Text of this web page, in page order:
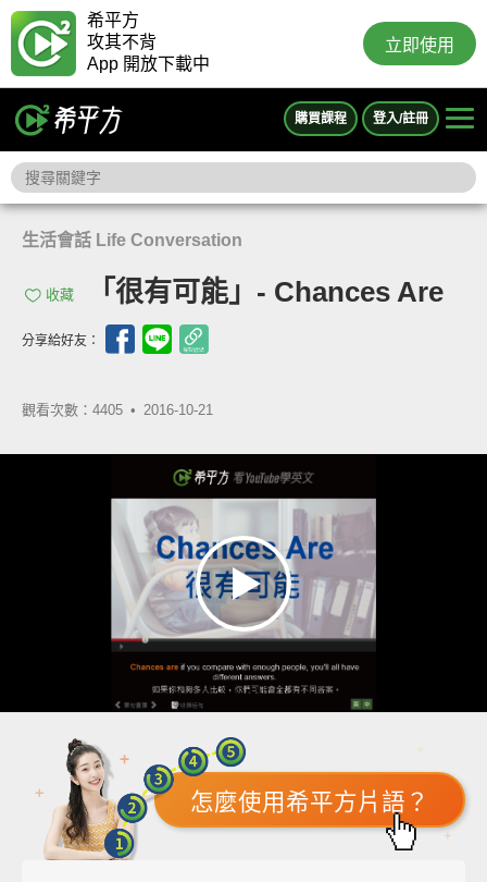
希平方
攻其不背
App 開放下載中
立即使用
購買課程 登入/註冊
生活會話 Life Conversation
收藏 「很有可能」- Chances Are
分享給好友：
觀看次數：4405 • 2016-10-21
怎麼使用希平方片語？